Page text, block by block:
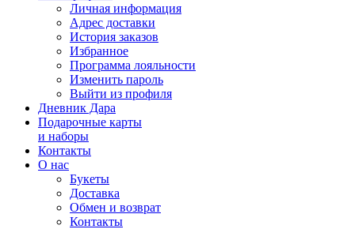
Личная информация
Адрес доставки
История заказов
Избранное
Программа лояльности
Изменить пароль
Выйти из профиля
Дневник Дара
Подарочные карты
и наборы
Контакты
О нас
Букеты
Доставка
Обмен и возврат
Контакты